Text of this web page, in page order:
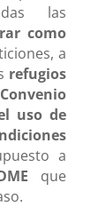
las
como
a
refugios
uso de
a
que